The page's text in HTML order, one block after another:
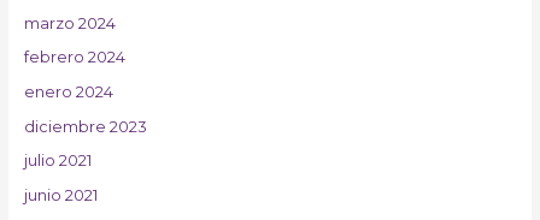
marzo 2024
febrero 2024
enero 2024
diciembre 2023
julio 2021
junio 2021